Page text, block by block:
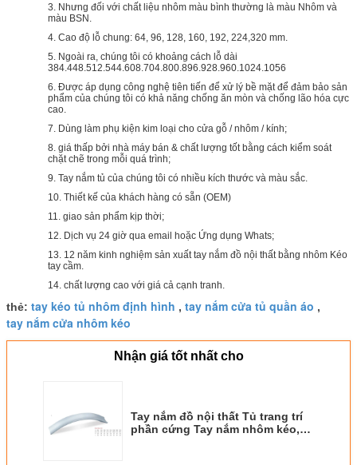
3. Nhưng đối với chất liệu nhôm màu bình thường là màu Nhôm và
màu BSN.
4. Cao độ lỗ chung: 64, 96, 128, 160, 192, 224,320 mm.
5. Ngoài ra, chúng tôi có khoảng cách lỗ dài
384.448.512.544.608.704.800.896.928.960.1024.1056
6. Được áp dụng công nghệ tiên tiến để xử lý bề mặt để đảm bảo sản
phẩm của chúng tôi có khả năng chống ăn mòn và chống lão hóa cực
cao.
7. Dùng làm phụ kiện kim loại cho cửa gỗ / nhôm / kính;
8. giá thấp bởi nhà máy bán & chất lượng tốt bằng cách kiểm soát
chặt chẽ trong mỗi quá trình;
9. Tay nắm tủ của chúng tôi có nhiều kích thước và màu sắc.
10. Thiết kế của khách hàng có sẵn (OEM)
11. giao sản phẩm kịp thời;
12. Dịch vụ 24 giờ qua email hoặc Ứng dụng Whats;
13. 12 năm kinh nghiệm sản xuất tay nắm đồ nội thất bằng nhôm Kéo
tay cầm.
14. chất lượng cao với giá cả cạnh tranh.
thẻ: tay kéo tủ nhôm định hình , tay nắm cửa tủ quần áo ,
tay nắm cửa nhôm kéo
Nhận giá tốt nhất cho
Tay nắm đồ nội thất Tủ trang trí
phần cứng Tay nắm nhôm kéo,